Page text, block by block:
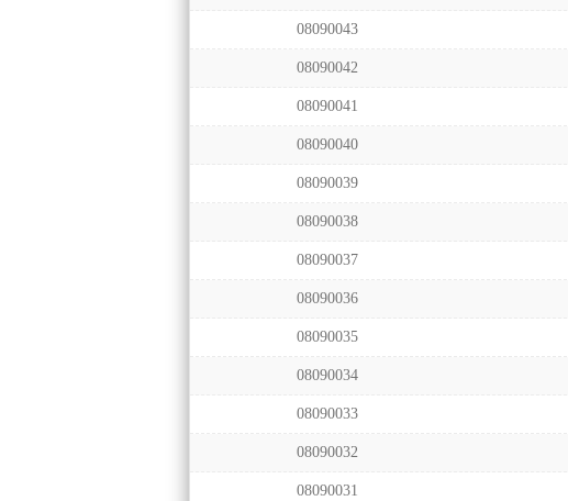
08090043
08090042
08090041
08090040
08090039
08090038
08090037
08090036
08090035
08090034
08090033
08090032
08090031